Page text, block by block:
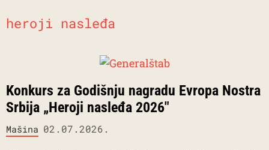
heroji nasleđa
Konkurs za Godišnju nagradu Evropa Nostra
Srbija „Heroji nasleđa 2026″
Mašina 02.07.2026.